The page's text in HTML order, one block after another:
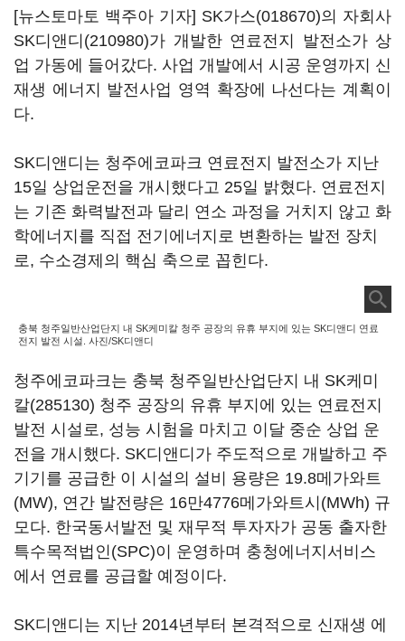
[뉴스토마토 백주아 기자] SK가스(018670)의 자회사
SK디앤디(210980)가 개발한 연료전지 발전소가 상
업 가동에 들어갔다. 사업 개발에서 시공 운영까지 신
재생 에너지 발전사업 영역 확장에 나선다는 계획이
다.
SK디앤디는 청주에코파크 연료전지 발전소가 지난
15일 상업운전을 개시했다고 25일 밝혔다. 연료전지
는 기존 화력발전과 달리 연소 과정을 거치지 않고 화
학에너지를 직접 전기에너지로 변환하는 발전 장치
로, 수소경제의 핵심 축으로 꼽힌다.
충북 청주일반산업단지 내 SK케미칼 청주 공장의 유휴 부지에 있는 SK디앤디 연료
전지 발전 시설. 사진/SK디앤디
청주에코파크는 충북 청주일반산업단지 내 SK케미
칼(285130) 청주 공장의 유휴 부지에 있는 연료전지
발전 시설로, 성능 시험을 마치고 이달 중순 상업 운
전을 개시했다. SK디앤디가 주도적으로 개발하고 주
기기를 공급한 이 시설의 설비 용량은 19.8메가와트
(MW), 연간 발전량은 16만4776메가와트시(MWh) 규
모다. 한국동서발전 및 재무적 투자자가 공동 출자한
특수목적법인(SPC)이 운영하며 충청에너지서비스
에서 연료를 공급할 예정이다.
SK디앤디는 지난 2014년부터 본격적으로 신재생 에